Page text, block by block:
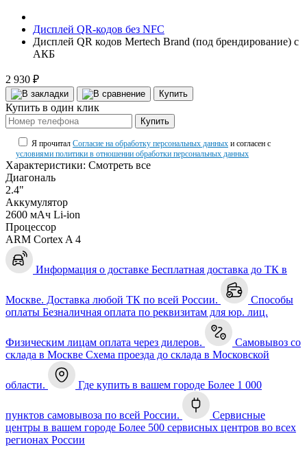
Дисплей QR-кодов без NFC
Дисплей QR кодов Mertech Brand (под брендирование) с
АКБ
2 930 ₽
Купить
Купить в один клик
Купить
Я прочитал Согласие на обработку персональных данных и согласен с
условиями политики в отношении обработки персональных данных
Характеристики: Смотреть все
Диагональ
2.4"
Аккумулятор
2600 мАч Li-ion
Процессор
ARM Cortex A 4
Информация о доставке Бесплатная доставка до ТК в
Москве. Доставка любой ТК по всей России.
Способы
оплаты Безналичная оплата по реквизитам для юр. лиц.
Физическим лицам оплата через дилеров.
Самовывоз со
склада в Москве Схема проезда до склада в Московской
области. Где купить в вашем городе Более 1 000
пунктов самовывоза по всей России.
Сервисные
центры в вашем городе Более 500 сервисных центров во всех
регионах России